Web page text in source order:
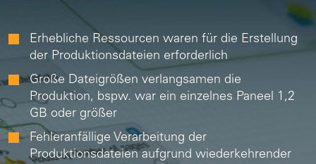
Erhebliche Ressourcen waren für die Erstellung
der Produktionsdateien erforderlich
Große Dateigrößen verlangsamen die
Produktion, bspw. war ein einzelnes Paneel 1,2
GB oder größer
Fehleranfällige Verarbeitung der
Produktionsdateien aufgrund wiederkehrender